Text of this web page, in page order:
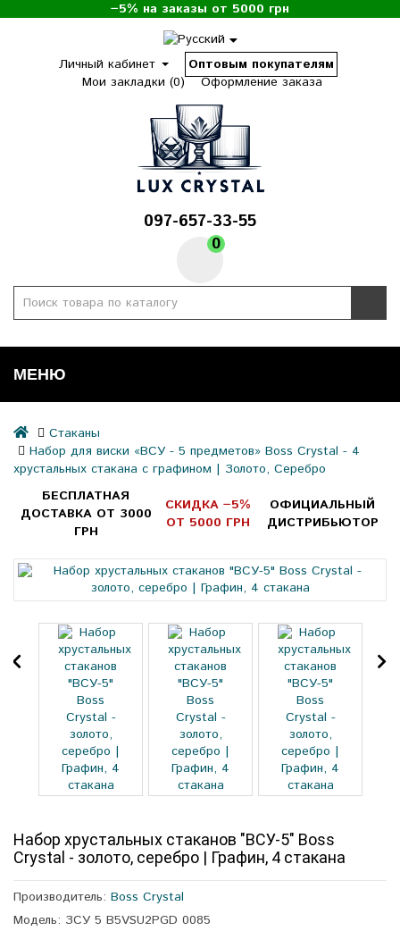
−5% на заказы от 5000 грн
Личный кабинет
Оптовым покупателям
Мои закладки (0)
Оформление заказа
097-657-33-55
0
МЕНЮ
Стаканы
Набор для виски «ВСУ - 5 предметов» Boss Crystal - 4
хрустальных стакана с графином | Золото, Серебро
БЕСПЛАТНАЯ
ДОСТАВКА ОТ 3000
ГРН
СКИДКА −5%
ОТ 5000 ГРН
ОФИЦИАЛЬНЫЙ
ДИСТРИБЬЮТОР
Набор хрустальных стаканов "ВСУ-5" Boss
Crystal - золото, серебро | Графин, 4 стакана
Производитель: Boss Crystal
Модель: ЗСУ 5 B5VSU2PGD 0085